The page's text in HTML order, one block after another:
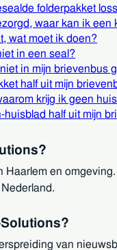
folderpakket
waar kan ik een
wat moet ik doen?
in een seal?
in mijn brievenbus
half uit mijn
krijg ik geen
half uit mijn
Haarlem en
van